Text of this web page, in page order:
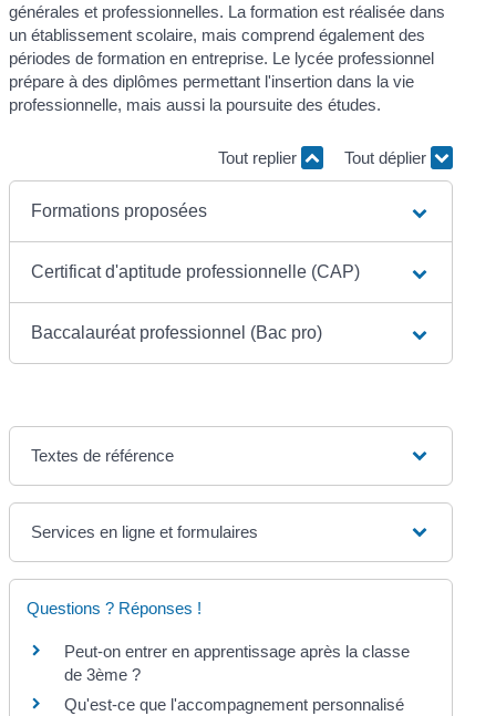
générales et professionnelles. La formation est réalisée dans
un établissement scolaire, mais comprend également des
périodes de formation en entreprise. Le lycée professionnel
prépare à des diplômes permettant l'insertion dans la vie
professionnelle, mais aussi la poursuite des études.
Tout replier Tout déplier
Formations proposées
Certificat d'aptitude professionnelle (CAP)
Baccalauréat professionnel (Bac pro)
Textes de référence
Services en ligne et formulaires
Questions ? Réponses !
Peut-on entrer en apprentissage après la classe
de 3ème ?
Qu'est-ce que l'accompagnement personnalisé